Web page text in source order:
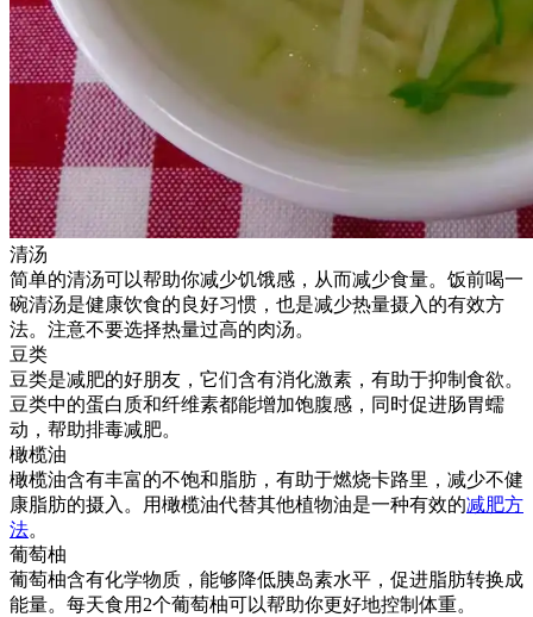
清汤
简单的清汤可以帮助你减少饥饿感，从而减少食量。饭前喝一
碗清汤是健康饮食的良好习惯，也是减少热量摄入的有效方
法。注意不要选择热量过高的肉汤。
豆类
豆类是减肥的好朋友，它们含有消化激素，有助于抑制食欲。
豆类中的蛋白质和纤维素都能增加饱腹感，同时促进肠胃蠕
动，帮助排毒减肥。
橄榄油
橄榄油含有丰富的不饱和脂肪，有助于燃烧卡路里，减少不健
康脂肪的摄入。用橄榄油代替其他植物油是一种有效的减肥方
法。
葡萄柚
葡萄柚含有化学物质，能够降低胰岛素水平，促进脂肪转换成
能量。每天食用2个葡萄柚可以帮助你更好地控制体重。